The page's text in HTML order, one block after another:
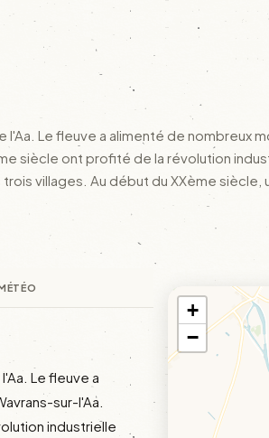
Le fleuve a alimenté de nombreux
siècle ont profité de la révolution
villages. Au début du XXème siècle,
+
−
Le fleuve a
sur-l'Aa.
industrielle